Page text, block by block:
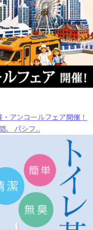
アンコールフェア開催！
、 パシフ...